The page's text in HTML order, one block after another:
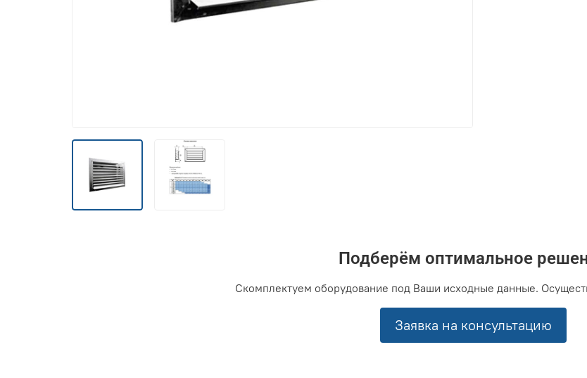
Подберём оптимальное
Скомплектуем оборудование под Ваши исходные данные.
Заявка на консультацию